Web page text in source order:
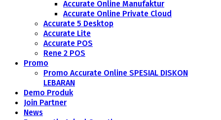
Accurate Online Manufaktur
Accurate Online Private Cloud
Accurate 5 Desktop
Accurate Lite
Accurate POS
Rene 2 POS
Promo
Promo Accurate Online SPESIAL DISKON
LEBARAN
Demo Produk
Join Partner
News